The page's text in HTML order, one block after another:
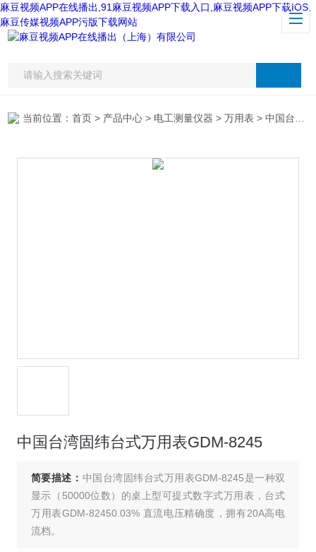
麻豆视频APP在线播出,91麻豆视频APP下载入口,麻豆视频APP下载IOS,
麻豆传媒视频APP污版下载网站
当前位置：首页 > 产品中心 > 电工测量仪器 >万用表 > 中国台湾固纬台式万用表GDM-8245
中国台湾固纬台式万用表GDM-8245
简要描述： 中国台湾固纬台式万用表GDM-8245是一种双
显示（50000位数）的桌上型可提式数字式万用表，台式
万用表GDM-82450.03% 直流电压精确度，拥有20A高电
流档。